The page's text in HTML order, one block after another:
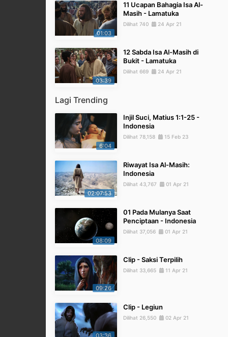
01:03
11 Ucapan Bahagia Isa Al-
Masih - Lamatuka
Dilihat 740 24 Apr 21
03:39
12 Sabda Isa Al-Masih di
Bukit - Lamatuka
Dilihat 669 24 Apr 21
Lagi Trending
6:04
Injil Suci, Matius 1:1-25 -
Indonesia
Dilihat 78,158 15 Feb 23
02:07:53
Riwayat Isa Al-Masih:
Indonesia
Dilihat 43,767 01 Apr 21
08:09
01 Pada Mulanya Saat
Penciptaan - Indonesia
Dilihat 37,056 01 Apr 21
09:26
Clip - Saksi Terpilih
Dilihat 33,665 11 Apr 21
Clip - Legiun
Dilihat 26,550 02 Apr 21